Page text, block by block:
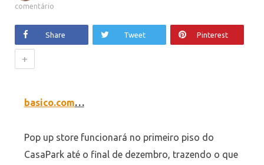
comentário
Share Tweet Pinterest
+
basico.com…
Pop up store funcionará no primeiro piso do
CasaPark até o final de dezembro, trazendo o que